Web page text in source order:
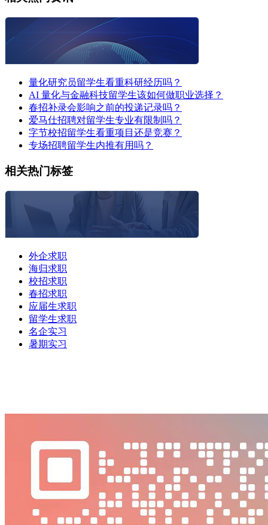
量化研究员留学生看重科研经历吗？
AI 量化与金融科技留学生该如何做职业选择？
春招补录会影响之前的投递记录吗？
爱马仕招聘对留学生专业有限制吗？
字节校招留学生看重项目还是竞赛？
专场招聘留学生内推有用吗？
相关热门标签
外企求职
海归求职
校招求职
春招求职
应届生求职
留学生求职
名企实习
暑期实习